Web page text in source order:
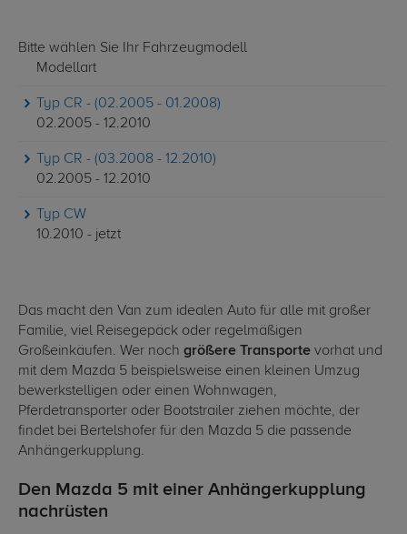
Bitte wählen Sie Ihr Fahrzeugmodell
Modellart
Typ CR - (02.2005 - 01.2008)
02.2005 - 12.2010
Typ CR - (03.2008 - 12.2010)
02.2005 - 12.2010
Typ CW
10.2010 - jetzt
Das macht den Van zum idealen Auto für alle mit großer
Familie, viel Reisegepäck oder regelmäßigen
Großeinkäufen. Wer noch größere Transporte vorhat und
mit dem Mazda 5 beispielsweise einen kleinen Umzug
bewerkstelligen oder einen Wohnwagen,
Pferdetransporter oder Bootstrailer ziehen möchte, der
findet bei Bertelshofer für den Mazda 5 die passende
Anhängerkupplung.
Den Mazda 5 mit einer Anhängerkupplung
nachrüsten